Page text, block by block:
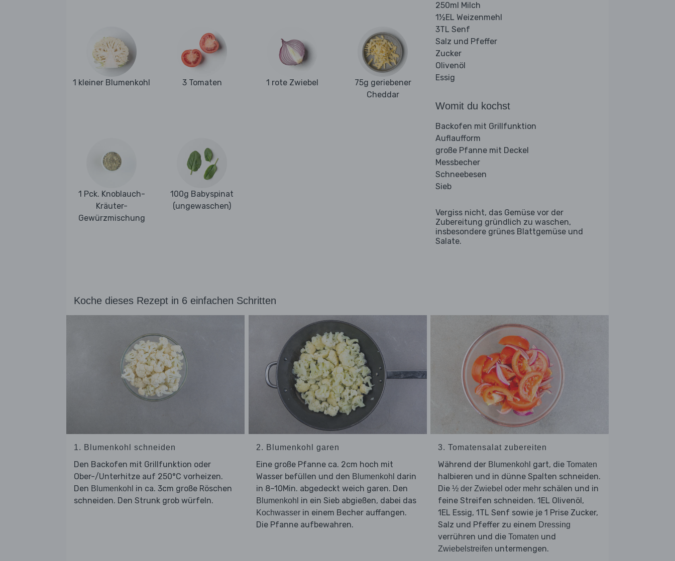
1 kleiner Blumenkohl 3 Tomaten 1 rote Zwiebel
75g geriebener
Cheddar
1 Pck. Knoblauch-
Kräuter-
Gewürzmischung
100g Babyspinat
(ungewaschen)
250ml Milch
1½EL Weizenmehl
3TL Senf
Salz und Pfeffer
Zucker
Olivenöl
Essig
Womit du kochst
Backofen mit Grillfunktion
Auflaufform
große Pfanne mit Deckel
Messbecher
Schneebesen
Sieb
Vergiss nicht, das Gemüse vor der
Zubereitung gründlich zu waschen,
insbesondere grünes Blattgemüse und
Salate.
Koche dieses Rezept in 6 einfachen Schritten
1. Blumenkohl schneiden
Den Backofen mit Grillfunktion oder
Ober-/Unterhitze auf 250°C vorheizen.
Den Blumenkohl in ca. 3cm große Röschen
schneiden. Den Strunk grob würfeln.
2. Blumenkohl garen
Eine große Pfanne ca. 2cm hoch mit
Wasser befüllen und den Blumenkohl darin
in 8–10Min. abgedeckt weich garen. Den
Blumenkohl in ein Sieb abgießen, dabei das
Kochwasserin einem Becher auffangen.
Die Pfanne aufbewahren.
3. Tomatensalat zubereiten
Während der Blumenkohl gart, die Tomaten
halbieren und in dünne Spalten schneiden.
Die ½ der Zwiebel oder mehr schälen und in
feine Streifen schneiden. 1EL Olivenöl,
1EL Essig, 1TL Senf sowie je 1 Prise Zucker,
Salz und Pfeffer zu einem Dressing
verrühren und die Tomaten und
Zwiebelstreifen untermengen.